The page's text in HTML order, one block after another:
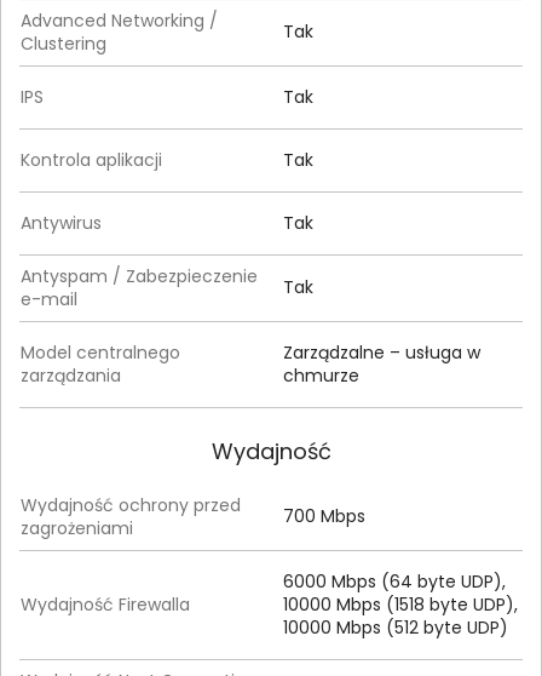
Advanced Networking /
Clustering
Tak
IPS Tak
Kontrola aplikacji Tak
Antywirus Tak
Antyspam / Zabezpieczenie
e-mail
Tak
Model centralnego
zarządzania
Zarządzalne – usługa w
chmurze
Wydajność
Wydajność ochrony przed
zagrożeniami
700 Mbps
Wydajność Firewalla
6000 Mbps (64 byte UDP),
10000 Mbps (1518 byte UDP),
10000 Mbps (512 byte UDP)